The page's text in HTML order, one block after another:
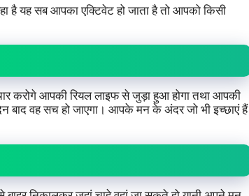
है यह सब आपका एक्टिवेट हो जाता है तो आपको किसी
करोगे आपकी रियल लाइफ से जुड़ा हुआ होगा तथा आपकी
बाद वह सच हो जाएगा। आपके मन के अंदर जो भी इच्छाएं हैं